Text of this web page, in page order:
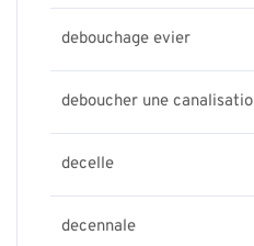
debouchage evier
deboucher une
decelle
decennale